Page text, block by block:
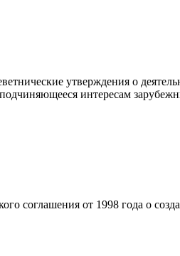
утверждения о
интересам
соглашения от 1998 года о